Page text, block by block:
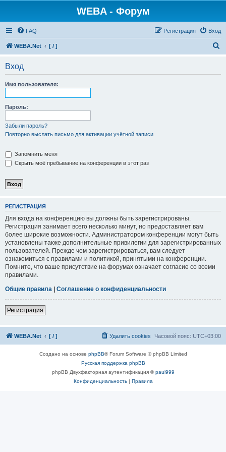
WEBA - Форум
FAQ Вход
Регистрация
WEBA.Net [ / ]
Вход
Имя пользователя:
Пароль:
Забыли пароль?
Повторно выслать письмо для активации учётной записи
Запомнить меня
Скрыть моё пребывание на конференции в этот раз
РЕГИСТРАЦИЯ
Для входа на конференцию вы должны быть зарегистрированы.
Регистрация занимает всего несколько минут, но предоставляет вам
более широкие возможности. Администратором конференции могут быть
установлены также дополнительные привилегии для зарегистрированных
пользователей. Прежде чем зарегистрироваться, вам следует
ознакомиться с правилами и политикой, принятыми на конференции.
Помните, что ваше присутствие на форумах означает согласие со всеми
правилами.
Общие правила | Соглашение о конфиденциальности
Регистрация
WEBA.Net [ / ] Часовой пояс: UTC+03:00
Удалить cookies
Создано на основе phpBB® Forum Software © phpBB Limited
Русская поддержка phpBB
phpBB Двухфакторная аутентификация ©paul999
Конфиденциальность| Правила